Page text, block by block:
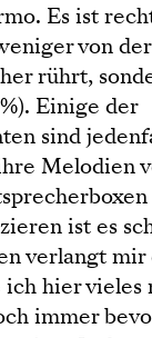
Es ist
von der
rührt,
Einige der
sind
Melodien
ist es
verlangt mir
hier vieles
immer